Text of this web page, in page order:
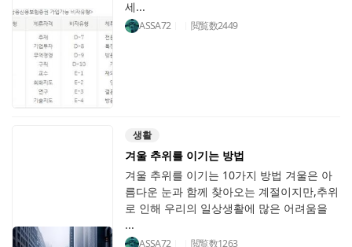
세...
ASSA72 閲覧数2449
생활
겨울 추위를 이기는 방법
겨울 추위를 이기는 10가지 방법 겨울은 아
름다운 눈과 함께 찾아오는 계절이지만,추위
로 인해 우리의 일상생활에 많은 어려움을
...
ASSA72 閲覧数1263